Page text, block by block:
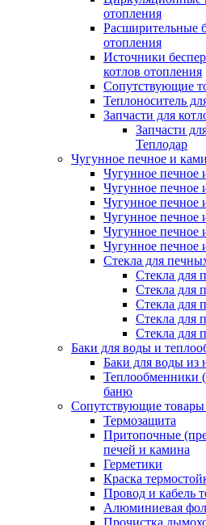
отопления
Расширительные
отопления
Источники
котлов отопления
Сопутствующие
Теплоноситель
Запчасти для
Запчасти
Теплодар
Чугунное печное и
Чугунное печное
Чугунное печное
Чугунное печное
Чугунное печное
Чугунное печное
Чугунное печное
Стекла для
Стекла для
Стекла для
Стекла для
Стекла для
Стекла для
Баки для воды и
Баки для воды из
Теплообменники
баню
Сопутствующие
Термозащита
Притопочные
печей и камина
Герметики
Краска
Провод и кабель
Алюминиевая
Прочистка